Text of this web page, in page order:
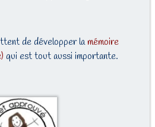
de développer lamémoire
qui est tout aussi importante.